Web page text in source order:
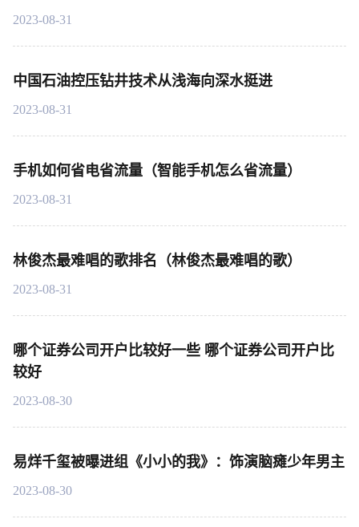
2023-08-31
中国石油控压钻井技术从浅海向深水挺进
2023-08-31
手机如何省电省流量（智能手机怎么省流量）
2023-08-31
林俊杰最难唱的歌排名（林俊杰最难唱的歌）
2023-08-31
哪个证券公司开户比较好一些 哪个证券公司开户比
较好
2023-08-30
易烊千玺被曝进组《小小的我》：饰演脑瘫少年男主
2023-08-30